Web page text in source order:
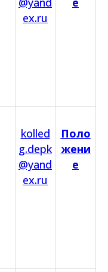
ex.ru
kolled
g.depk
@yand
ex.ru
Поло
жени
е